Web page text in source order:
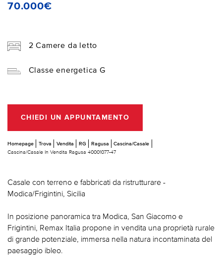
70.000€
2 Camere da letto
Classe energetica G
CHIEDI UN APPUNTAMENTO
Homepage Trova Vendita RG Ragusa
Cascina/Casale
Cascina/Casale In Vendita Ragusa 40001077-47
Casale con terreno e fabbricati da ristrutturare -
Modica/Frigintini, Sicilia
In posizione panoramica tra Modica, San Giacomo e
Frigintini, Remax Italia propone in vendita una proprietà rurale
di grande potenziale, immersa nella natura incontaminata del
paesaggio ibleo.